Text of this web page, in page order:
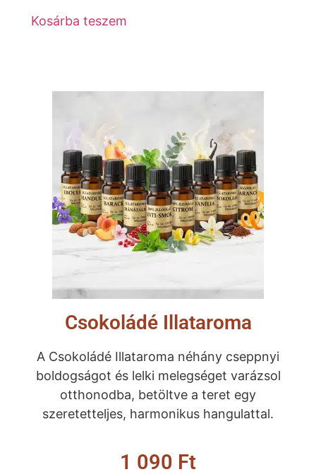
Kosárba teszem
Csokoládé Illataroma
A Csokoládé Illataroma néhány cseppnyi
boldogságot és lelki melegséget varázsol
otthonodba, betöltve a teret egy
szeretetteljes, harmonikus hangulattal.
1 090 Ft